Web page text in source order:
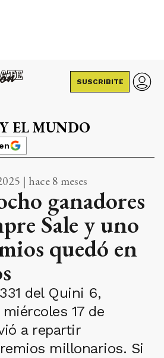
SUSCRIBITE
EL MUNDO
| hace 8 meses
ganadores
Sale y uno
quedó en
del Quini 6,
17 de
a repartir
millonarios. Si